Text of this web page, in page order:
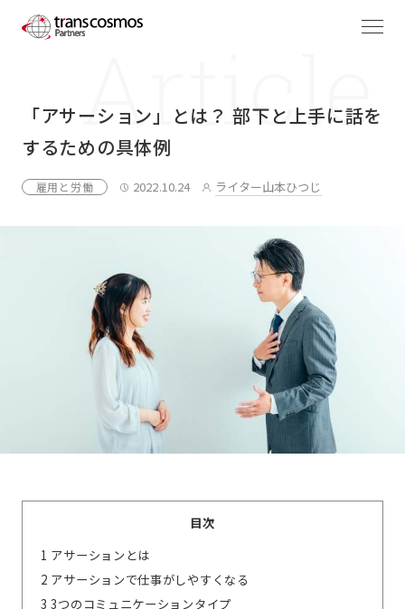
「アサーション」とは？ 部下と上手に話を
するための具体例
雇用と労働 2022.10.24 ライター山本ひつじ
目次
1 アサーションとは
2 アサーションで仕事がしやすくなる
3 3つのコミュニケーションタイプ